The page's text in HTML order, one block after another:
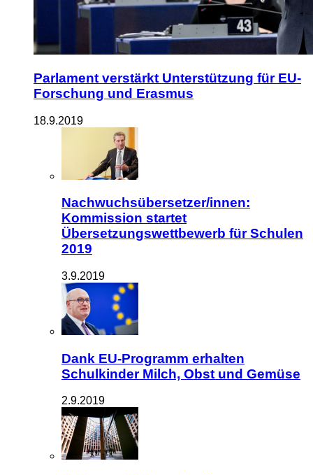
Parlament verstärkt Unterstützung für EU-
Forschung und Erasmus
18.9.2019
Nachwuchsübersetzer/innen:
Kommission startet
Übersetzungswettbewerb für Schulen
2019
3.9.2019
Dank EU-Programm erhalten
Schulkinder Milch, Obst und Gemüse
2.9.2019